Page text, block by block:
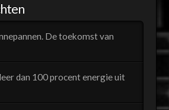
De toekomst van
dan 100 procent energie uit